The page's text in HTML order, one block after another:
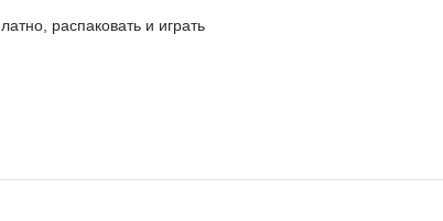
распаковать и играть